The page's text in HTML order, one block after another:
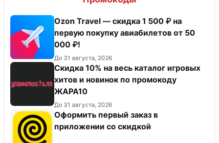
Ozon Travel — скидка 1 500 ₽ на
первую покупку авиабилетов от 50
000 ₽!
До 31 августа, 2026
Скидка 10% на весь каталог игровых
хитов и новинок по промокоду
ЖАРА10
До 31 августа, 2026
Оформить первый заказ в
приложении со скидкой